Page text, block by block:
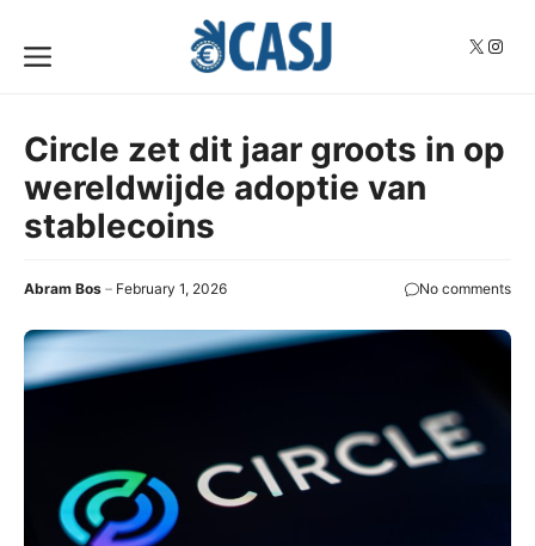
content
X
Menu
Circle zet dit jaar groots in op
wereldwijde adoptie van
stablecoins
Abram Bos February 1, 2026 No comments